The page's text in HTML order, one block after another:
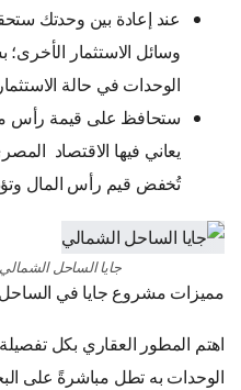
عند إعادة بين وحدتك
وسائل الاستثمار الأخرى؛
الوحدات في حالة
ستحافظ على قيمة رأس
يعاني فيها الاقتصاد
تُخفض قيم رأس المال
جايا الساحل الشمالي
مميزات مشروع جايا في
اهتم المطور العقاري بكل
الوحدات به تطل مباشرةً على